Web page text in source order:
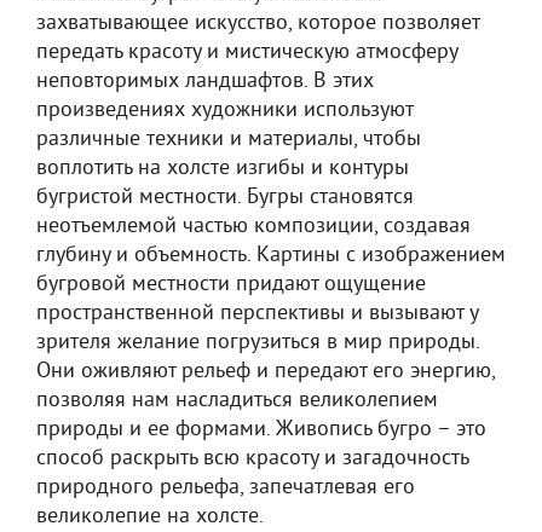
захватывающее искусство, которое позволяет
передать красоту и мистическую атмосферу
неповторимых ландшафтов. В этих
произведениях художники используют
различные техники и материалы, чтобы
воплотить на холсте изгибы и контуры
бугристой местности. Бугры становятся
неотъемлемой частью композиции, создавая
глубину и объемность. Картины с изображением
бугровой местности придают ощущение
пространственной перспективы и вызывают у
зрителя желание погрузиться в мир природы.
Они оживляют рельеф и передают его энергию,
позволяя нам насладиться великолепием
природы и ее формами. Живопись бугро – это
способ раскрыть всю красоту и загадочность
природного рельефа, запечатлевая его
великолепие на холсте.